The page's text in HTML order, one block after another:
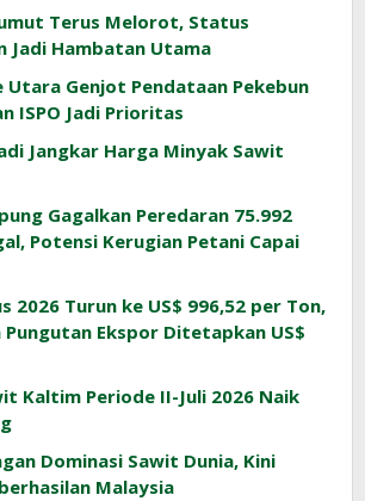
Terus Melorot, Status
Jadi Hambatan Utama
Utara Genjot Pendataan Pekebun
ISPO Jadi Prioritas
Jangkar Harga Minyak Sawit
Gagalkan Peredaran 75.992
Potensi Kerugian Petani Capai
2026 Turun ke US$ 996,52 per Ton,
Pungutan Ekspor Ditetapkan US$
Kaltim Periode II-Juli 2026 Naik
Dominasi Sawit Dunia, Kini
Malaysia